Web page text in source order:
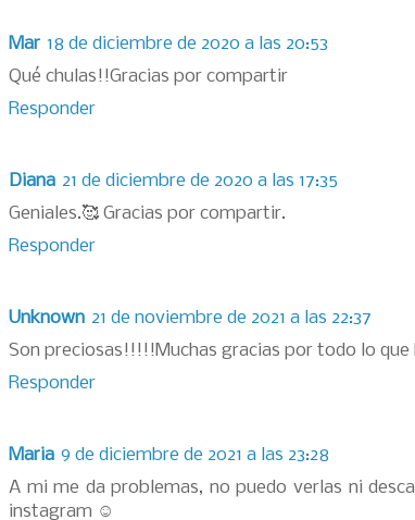
Mar 18 de diciembre de 2020 a las 20:53
Qué chulas!!Gracias por compartir
Responder
Diana 21 de diciembre de 2020 a las 17:35
Geniales.🥰 Gracias por compartir.
Responder
Unknown 21 de noviembre de 2021 a las 22:37
Son preciosas!!!!!Muchas gracias por todo lo
Responder
Maria 9 de diciembre de 2021 a las 23:28
A mi me da problemas, no puedo verlas ni
instagram ☺